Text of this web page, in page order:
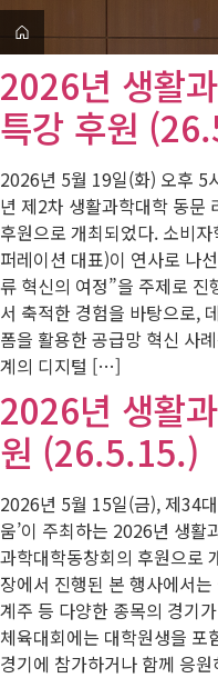
2026년 생활
특강 후원
2026년 5월 19일(화) 오후 5
년 제2차 생활과학대학 동문
후원으로 개최되었다. 소비
퍼레이션 대표)이 연사로 나
류 혁신의 여정”을 주제로 진
서 축적한 경험을 바탕으로,
폼을 활용한 공급망 혁신 사
계의 디지털 […]
2026년 생활
원 (26.5.15.)
2026년 5월 15일(금), 제34
움’이 주최하는 2026년 생활
과학대학동창회의 후원으로
장에서 진행된 본 행사에서
계주 등 다양한 종목의 경기
체육대회에는 대학원생을
경기에 참가하거나 함께 응